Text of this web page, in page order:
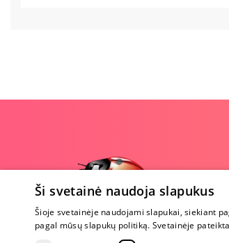
Ši svetainė naudoja slapukus
Šioje svetainėje naudojami slapukai, siekiant
pagal mūsų slapukų politiką. Svetainėje